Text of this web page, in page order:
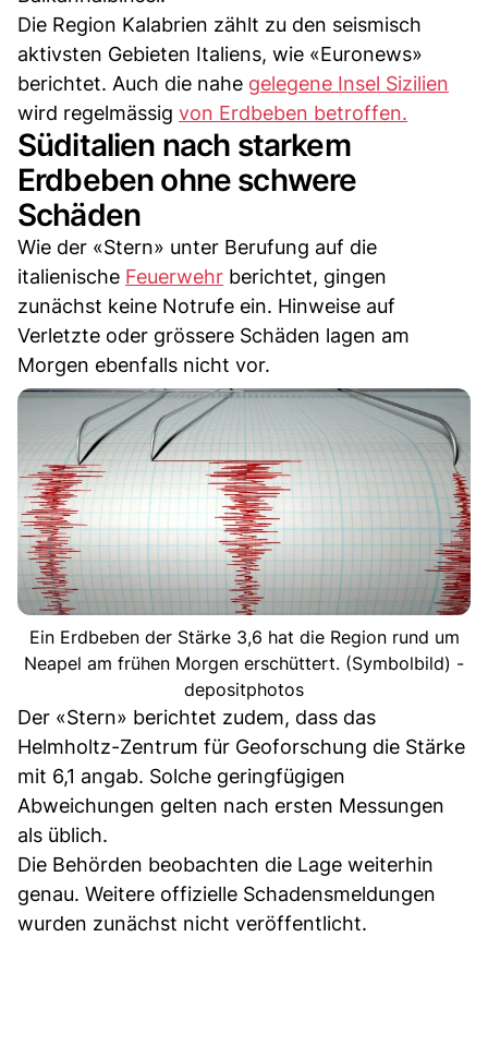
Die Region Kalabrien zählt zu den seismisch
aktivsten Gebieten Italiens, wie «Euronews»
berichtet. Auch die nahe gelegene Insel Sizilien
wird regelmässig von Erdbeben betroffen.
Süditalien nach starkem
Erdbeben ohne schwere
Schäden
Wie der «Stern» unter Berufung auf die
italienische Feuerwehr berichtet, gingen
zunächst keine Notrufe ein. Hinweise auf
Verletzte oder grössere Schäden lagen am
Morgen ebenfalls nicht vor.
Ein Erdbeben der Stärke 3,6 hat die Region rund um
Neapel am frühen Morgen erschüttert. (Symbolbild) -
depositphotos
Der «Stern» berichtet zudem, dass das
Helmholtz-Zentrum für Geoforschung die Stärke
mit 6,1 angab. Solche geringfügigen
Abweichungen gelten nach ersten Messungen
als üblich.
Die Behörden beobachten die Lage weiterhin
genau. Weitere offizielle Schadensmeldungen
wurden zunächst nicht veröffentlicht.